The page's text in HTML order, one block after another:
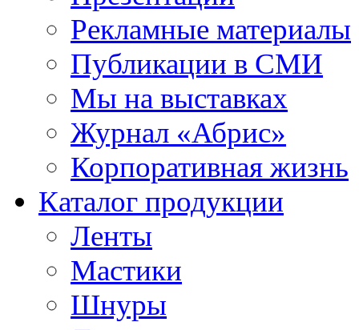
Рекламные материалы
Публикации в СМИ
Мы на выставках
Журнал «Абрис»
Корпоративная жизнь
Каталог продукции
Ленты
Мастики
Шнуры